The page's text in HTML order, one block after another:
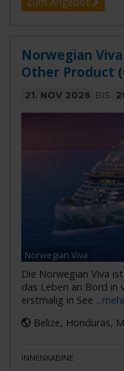
Norwegian
Other Product
21. NOV 2026 BIS
Norwegian Viva
Die Norwegian Viva
das Leben an Bord in
erstmalig in See
Belize, Honduras,
INNENKABINE